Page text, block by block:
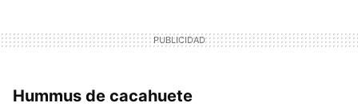
Hummus de cacahuete